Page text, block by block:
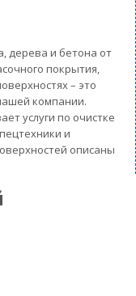
дерева и бетона от
покрытия,
– это
компании.
услуги по очистке
и
описаны